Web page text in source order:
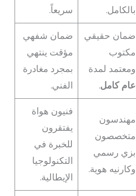
بالكامل.
سريعاً.
ضمان حقيقي
مكتوب
ومعتمد لمدة
عام كامل.
ضمان شفهي
مؤقت ينتهي
بمجرد مغادرة
الفني.
مهندسون
متخصصون
بزي رسمي
وكارنيه هوية.
فنيون هواة
يفتقرون
للخبرة في
التكنولوجيا
الإيطالية.